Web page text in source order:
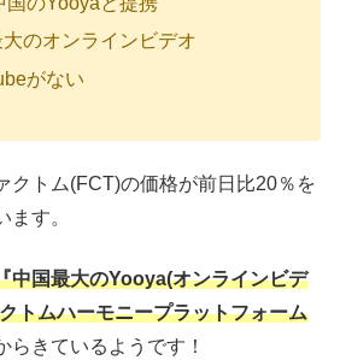
のオンラインビデオ
がない
クトム(FCT)の価格が前日比20％を
ます。
中国最大のYooya(オンラインビデ
トムハーモニープラットフォーム
らきているようです！